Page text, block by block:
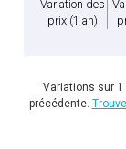
Variation des
prix (1 an)
Variations sur
précédente.